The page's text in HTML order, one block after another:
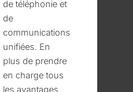
de téléphonie et
de
communications
unifiées. En
plus de prendre
en charge tous
les avantages